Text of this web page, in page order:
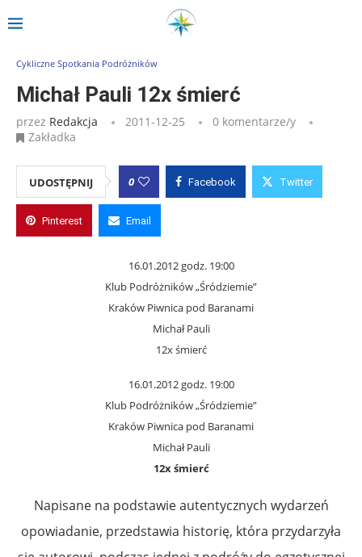
Strona główna Michał Pauli 12x śmierć
Cykliczne Spotkania Podróżników
Michał Pauli 12x śmierć
przez Redakcja 2011-12-25
0 komentarze/y
Zakładka
UDOSTĘPNIJ 0 Facebook Twitter
Pinterest Email
16.01.2012 godz. 19:00
Klub Podróżników „Śródziemie”
Kraków Piwnica pod Baranami
Michał Pauli
12x śmierć
16.01.2012 godz. 19:00
Klub Podróżników „Śródziemie”
Kraków Piwnica pod Baranami
Michał Pauli
12x śmierć
Napisane na podstawie autentycznych wydarzeń
opowiadanie, przedstawia historię, która przydarzyła